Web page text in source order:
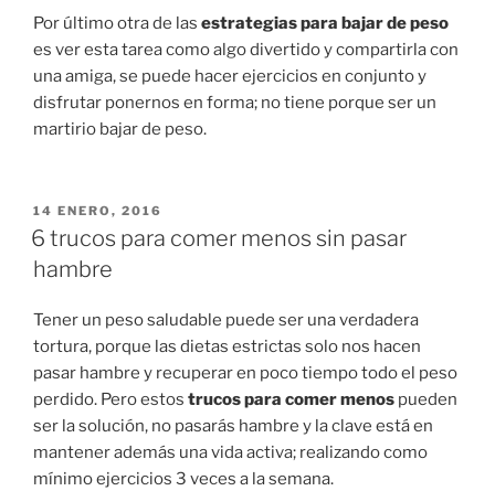
Por último otra de las estrategias para bajar de peso
es ver esta tarea como algo divertido y compartirla con
una amiga, se puede hacer ejercicios en conjunto y
disfrutar ponernos en forma; no tiene porque ser un
martirio bajar de peso.
PUBLICADO
EN
14 ENERO, 2016
6 trucos para comer menos sin pasar
hambre
Tener un peso saludable puede ser una verdadera
tortura, porque las dietas estrictas solo nos hacen
pasar hambre y recuperar en poco tiempo todo el peso
perdido. Pero estos trucos para comer menos pueden
ser la solución, no pasarás hambre y la clave está en
mantener además una vida activa; realizando como
mínimo ejercicios 3 veces a la semana.